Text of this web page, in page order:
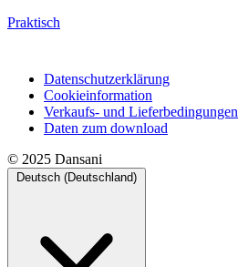
Praktisch
Datenschutzerklärung
Cookieinformation
Verkaufs- und Lieferbedingungen
Daten zum download
© 2025 Dansani
Deutsch (Deutschland)